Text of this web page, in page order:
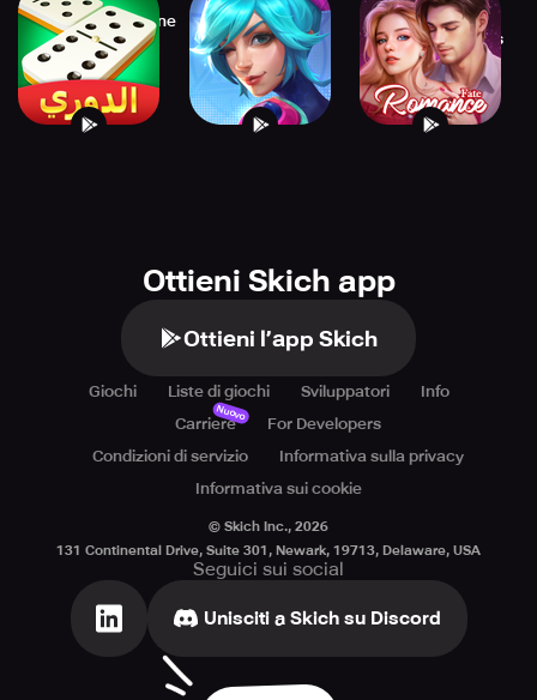
Domino Cafe - Online
Game
Tiny Lord
Romance Fate:
Story & Chapters
Ottieni Skich app
Ottieni l’app Skich
Giochi Liste di giochi Sviluppatori
Info
Carriere
Nuovo
For Developers
Condizioni di servizio
Informativa sulla privacy
Informativa sui cookie
© Skich Inc., 2026
131 Continental Drive, Suite 301, Newark, 19713, Delaware, USA
Seguici sui social
Unisciti a Skich su Discord